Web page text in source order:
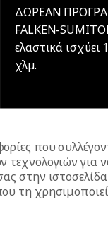
ΔΩΡΕΑΝ
FALKEN-
ελαστικά
χλµ.
που
τεχνολογιών για
στην
τη